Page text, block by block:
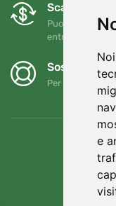
e
Scambi e
Puoi restituire o
entro 90 giorni
Sosteniamo
Per ogni ordine